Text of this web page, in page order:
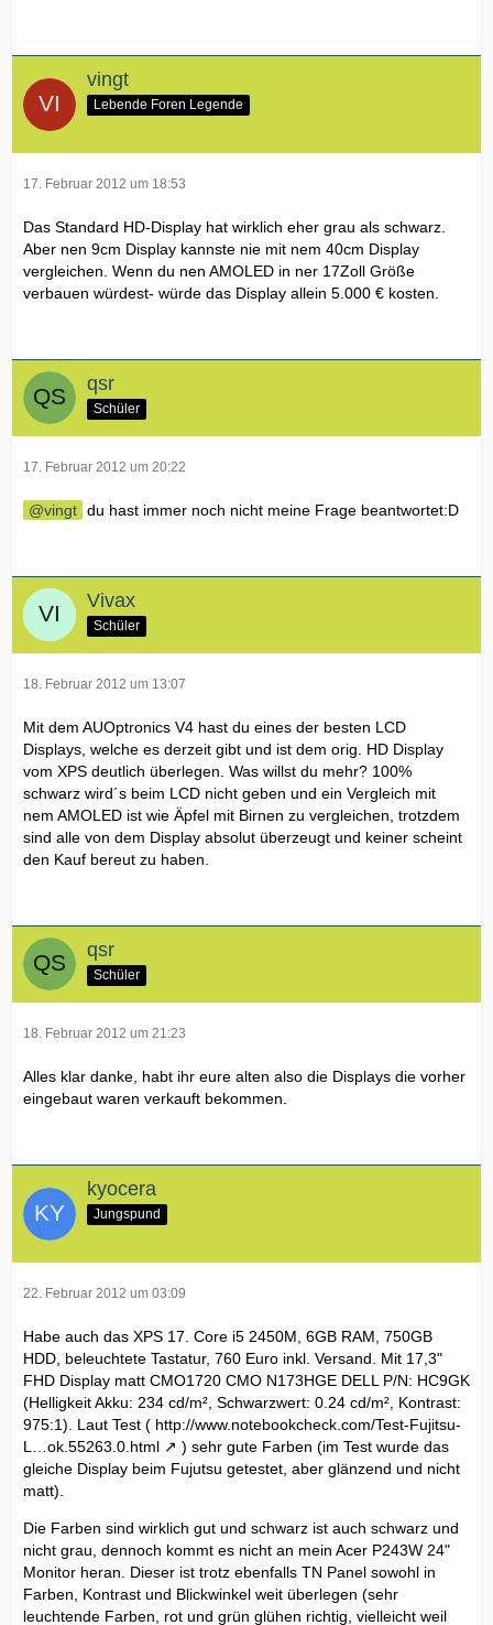
vingt
Lebende Foren Legende
17. Februar 2012 um 18:53
Das Standard HD-Display hat wirklich eher grau als schwarz.
Aber nen 9cm Display kannste nie mit nem 40cm Display
vergleichen. Wenn du nen AMOLED in ner 17Zoll Größe
verbauen würdest- würde das Display allein 5.000 € kosten.
qsr
Schüler
17. Februar 2012 um 20:22
vingt du hast immer noch nicht meine Frage beantwortet:D
Vivax
Schüler
18. Februar 2012 um 13:07
Mit dem AUOptronics V4 hast du eines der besten LCD
Displays, welche es derzeit gibt und ist dem orig. HD Display
vom XPS deutlich überlegen. Was willst du mehr? 100%
schwarz wird´s beim LCD nicht geben und ein Vergleich mit
nem AMOLED ist wie Äpfel mit Birnen zu vergleichen, trotzdem
sind alle von dem Display absolut überzeugt und keiner scheint
den Kauf bereut zu haben.
qsr
Schüler
18. Februar 2012 um 21:23
Alles klar danke, habt ihr eure alten also die Displays die vorher
eingebaut waren verkauft bekommen.
kyocera
Jungspund
22. Februar 2012 um 03:09
Habe auch das XPS 17. Core i5 2450M, 6GB RAM, 750GB
HDD, beleuchtete Tastatur, 760 Euro inkl. Versand. Mit 17,3"
FHD Display matt CMO1720 CMO N173HGE DELL P/N: HC9GK
(Helligkeit Akku: 234 cd/m², Schwarzwert: 0.24 cd/m², Kontrast:
975:1). Laut Test ( http://www.notebookcheck.com/Test-Fujitsu-
L…ok.55263.0.html
) sehr gute Farben (im Test wurde das
gleiche Display beim Fujutsu getestet, aber glänzend und nicht
matt).
Die Farben sind wirklich gut und schwarz ist auch schwarz und
nicht grau, dennoch kommt es nicht an mein Acer P243W 24"
Monitor heran. Dieser ist trotz ebenfalls TN Panel sowohl in
Farben, Kontrast und Blickwinkel weit überlegen (sehr
leuchtende Farben, rot und grün glühen richtig, vielleicht weil